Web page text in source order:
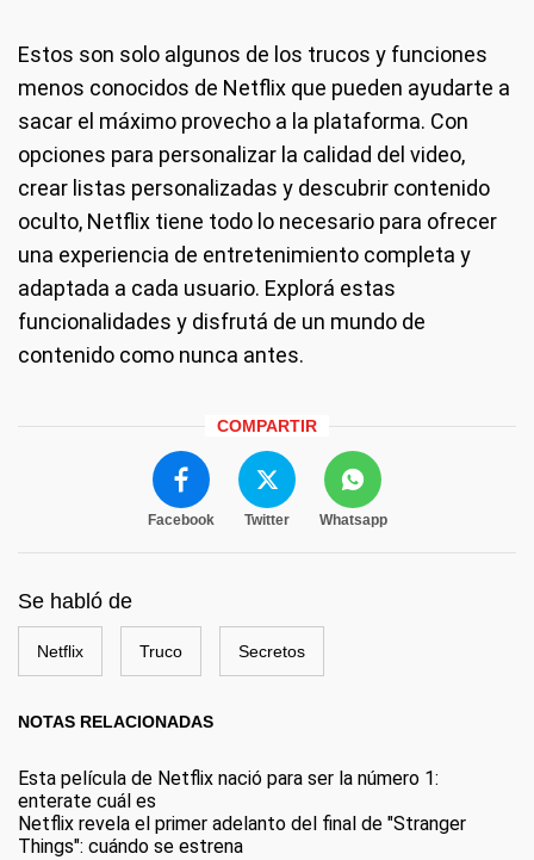
Estos son solo algunos de los trucos y funciones
menos conocidos de Netflix que pueden ayudarte a
sacar el máximo provecho a la plataforma. Con
opciones para personalizar la calidad del video,
crear listas personalizadas y descubrir contenido
oculto, Netflix tiene todo lo necesario para ofrecer
una experiencia de entretenimiento completa y
adaptada a cada usuario. Explorá estas
funcionalidades y disfrutá de un mundo de
contenido como nunca antes.
COMPARTIR
Facebook Twitter Whatsapp
Se habló de
Netflix Truco Secretos
NOTAS RELACIONADAS
Esta película de Netflix nació para ser la número 1:
enterate cuál es
Netflix revela el primer adelanto del final de "Stranger
Things": cuándo se estrena